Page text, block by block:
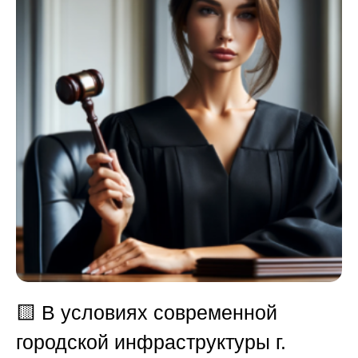
🟨 В условиях современной
городской инфраструктуры г.